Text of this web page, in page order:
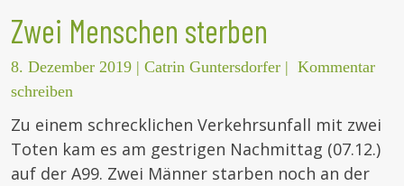
Zwei Menschen sterben
8. Dezember 2019 | Catrin Guntersdorfer | Kommentar
schreiben
Zu einem schrecklichen Verkehrsunfall mit zwei
Toten kam es am gestrigen Nachmittag (07.12.)
auf der A99. Zwei Männer starben noch an der